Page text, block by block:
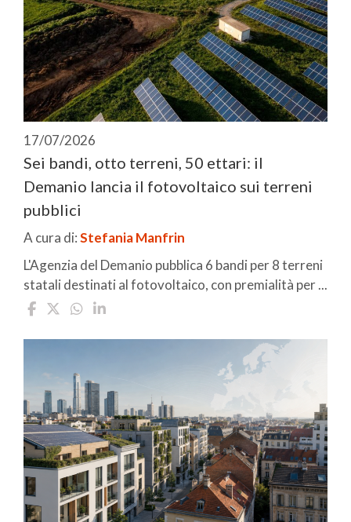
17/07/2026
Sei bandi, otto terreni, 50 ettari: il
Demanio lancia il fotovoltaico sui terreni
pubblici
A cura di:Stefania Manfrin
L'Agenzia del Demanio pubblica 6 bandi per 8 terreni
statali destinati al fotovoltaico, con premialità per ...